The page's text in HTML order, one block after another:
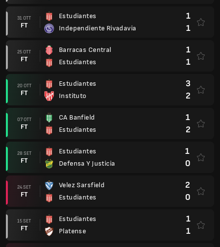
31 OTT
FT
Estudiantes
Independiente Rivadavia
1
1
25 OTT
FT
Barracas Central
Estudiantes
1
1
20 OTT
FT
Estudiantes
Instituto
3
2
07 OTT
FT
CA Banfield
Estudiantes
1
2
28 SET
FT
Estudiantes
Defensa Y Justicia
1
0
24 SET
FT
Velez Sarsfield
Estudiantes
2
0
15 SET
FT
Estudiantes
Platense
1
1